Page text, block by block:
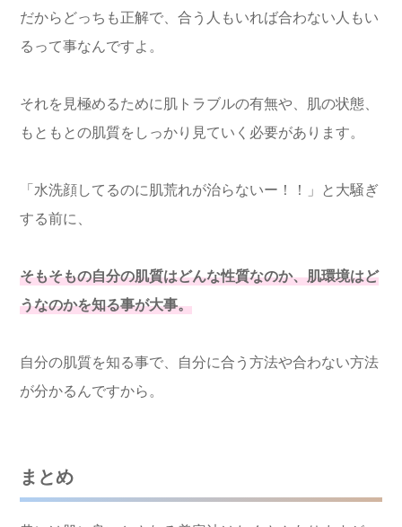
だからどっちも正解で、合う人もいれば合わない人もい
るって事なんですよ。
それを見極めるために肌トラブルの有無や、肌の状態、
もともとの肌質をしっかり見ていく必要があります。
「水洗顔してるのに肌荒れが治らないー！！」と大騒ぎ
する前に、
そもそもの自分の肌質はどんな性質なのか、肌環境はど
うなのかを知る事が大事。
自分の肌質を知る事で、自分に合う方法や合わない方法
が分かるんですから。
まとめ